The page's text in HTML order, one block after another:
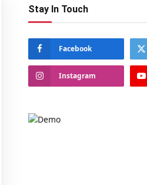
Stay In Touch
Facebook
Instagram